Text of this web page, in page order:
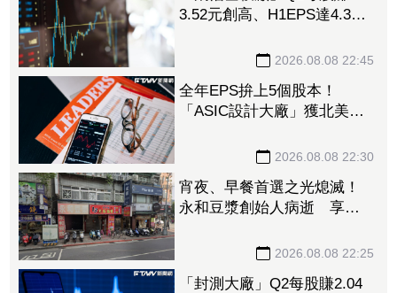
3.52元創高、H1EPS達4.39
2026.08.08 22:45
全年EPS拚上5個股本！
「ASIC設計大廠」獲北美
2026.08.08 22:30
宵夜、早餐首選之光熄滅！
永和豆漿創始人病逝 享壽
2026.08.08 22:25
「封測大廠」Q2每股賺2.04